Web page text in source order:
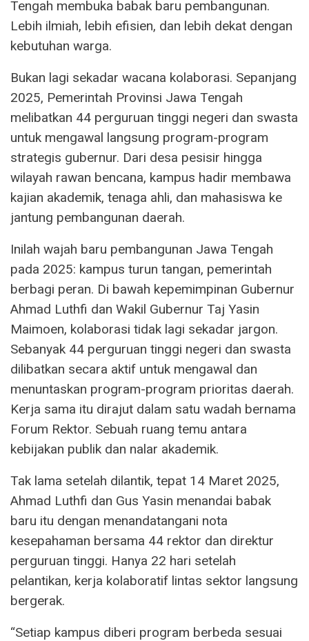
Tengah membuka babak baru pembangunan.
Lebih ilmiah, lebih efisien, dan lebih dekat dengan
kebutuhan warga.
Bukan lagi sekadar wacana kolaborasi. Sepanjang
2025, Pemerintah Provinsi Jawa Tengah
melibatkan 44 perguruan tinggi negeri dan swasta
untuk mengawal langsung program-program
strategis gubernur. Dari desa pesisir hingga
wilayah rawan bencana, kampus hadir membawa
kajian akademik, tenaga ahli, dan mahasiswa ke
jantung pembangunan daerah.
Inilah wajah baru pembangunan Jawa Tengah
pada 2025: kampus turun tangan, pemerintah
berbagi peran. Di bawah kepemimpinan Gubernur
Ahmad Luthfi dan Wakil Gubernur Taj Yasin
Maimoen, kolaborasi tidak lagi sekadar jargon.
Sebanyak 44 perguruan tinggi negeri dan swasta
dilibatkan secara aktif untuk mengawal dan
menuntaskan program-program prioritas daerah.
Kerja sama itu dirajut dalam satu wadah bernama
Forum Rektor. Sebuah ruang temu antara
kebijakan publik dan nalar akademik.
Tak lama setelah dilantik, tepat 14 Maret 2025,
Ahmad Luthfi dan Gus Yasin menandai babak
baru itu dengan menandatangani nota
kesepahaman bersama 44 rektor dan direktur
perguruan tinggi. Hanya 22 hari setelah
pelantikan, kerja kolaboratif lintas sektor langsung
bergerak.
“Setiap kampus diberi program berbeda sesuai